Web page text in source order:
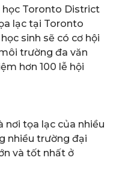
Toronto District
lạc tại Toronto
sinh sẽ có cơ hội
trường đa văn
hơn 100 lễ hội
nơi tọa lạc của nhiều
nhiều trường đại
và tốt nhất ở